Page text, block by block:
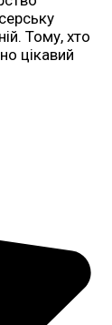
Тому, хто
цікавий